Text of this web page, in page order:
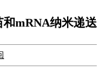
mRNA纳米递送